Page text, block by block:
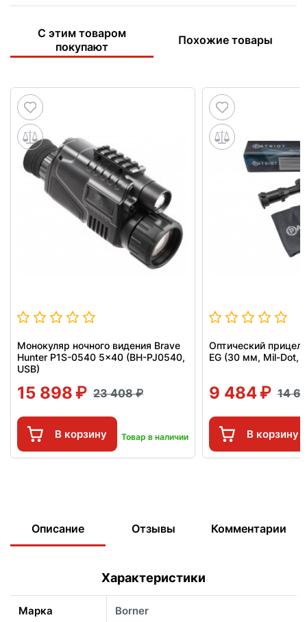
С этим товаром
покупают
Похожие товары
Монокуляр ночного видения Brave
Hunter P1S-0540 5x40 (BH-PJ0540,
USB)
15 898 23 408
В корзину Товар в наличии
Оптический прицел
EG (30 мм, Mil-Dot,
9 484 14
В корзину
Описание Отзывы Комментарии
Характеристики
Марка Borner